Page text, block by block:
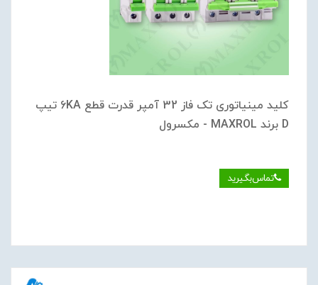
کلید مینیاتوری تک فاز 32 آمپر قدرت قطع 6KA تیپ
D برند MAXROL - مکسرول
تماس‌بگیرید